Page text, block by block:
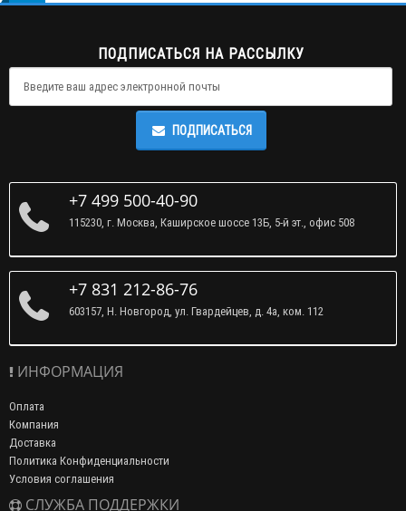
ПОДПИСАТЬСЯ НА РАССЫЛКУ
ПОДПИСАТЬСЯ
+7 499 500-40-90
115230, г. Москва, Каширское шоссе 13Б, 5-й эт., офис 508
+7 831 212-86-76
603157, Н. Новгород, ул. Гвардейцев, д. 4а, ком. 112
ИНФОРМАЦИЯ
Оплата
Компания
Доставка
Политика Конфиденциальности
Условия соглашения
СЛУЖБА ПОДДЕРЖКИ